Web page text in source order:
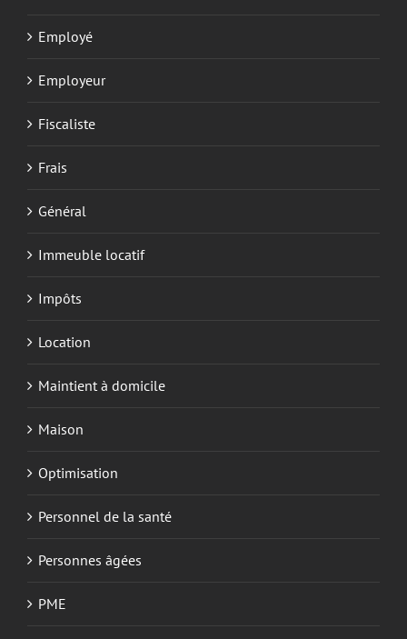
Employé
Employeur
Fiscaliste
Frais
Général
Immeuble locatif
Impôts
Location
Maintient à domicile
Maison
Optimisation
Personnel de la santé
Personnes âgées
PME